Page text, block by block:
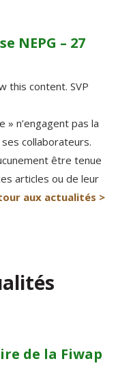
NEPG – 27
this content. SVP
» n’engagent pas la
collaborateurs.
être tenue
articles ou de leur
aux actualités >
de la Fiwap